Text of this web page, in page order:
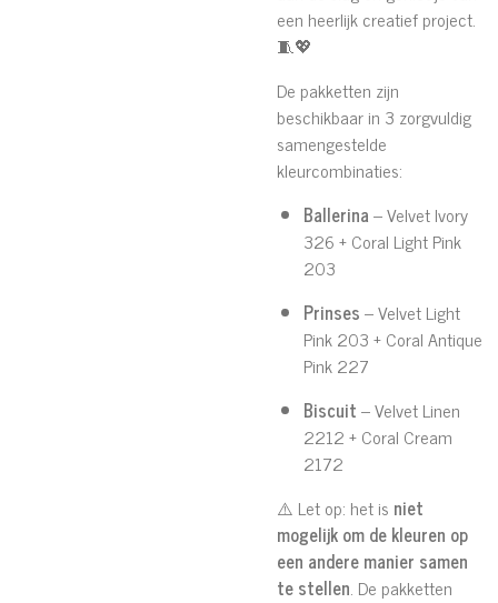
een heerlijk creatief project.
🧵💖
De pakketten zijn
beschikbaar in 3 zorgvuldig
samengestelde
kleurcombinaties:
Ballerina– Velvet Ivory
326 + Coral Light Pink
203
Prinses– Velvet Light
Pink 203 + Coral Antique
Pink 227
Biscuit– Velvet Linen
2212 + Coral Cream
2172
⚠️ Let op: het is niet
mogelijk om de kleuren op
een andere manier samen
te stellen. De pakketten